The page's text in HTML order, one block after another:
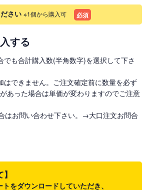
さい ※1個から購入可 必須
する
でも合計購入数(半角数字)を選択して下さ
はできません。ご注文確定前に数量を必ず
あった場合は単価が変わりますのでご注意
お問い合わせ下さい。 →大口注文お問合
をダウンロードしていただき、